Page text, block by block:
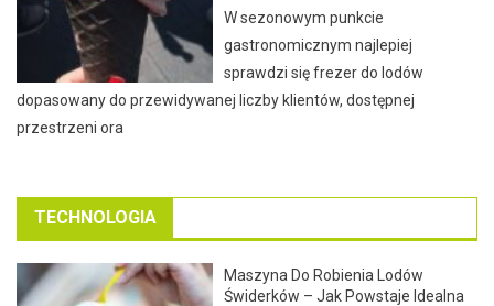
W sezonowym punkcie
gastronomicznym najlepiej
sprawdzi się frezer do lodów
dopasowany do przewidywanej liczby klientów, dostępnej
przestrzeni ora
TECHNOLOGIA
Maszyna Do Robienia Lodów
Świderków – Jak Powstaje Idealna